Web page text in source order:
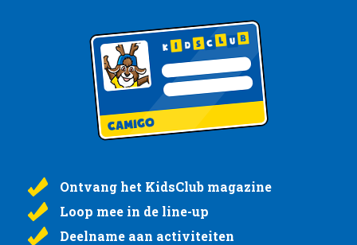
Ontvang het KidsClub magazine
Loop mee in de line-up
Deelname aan activiteiten